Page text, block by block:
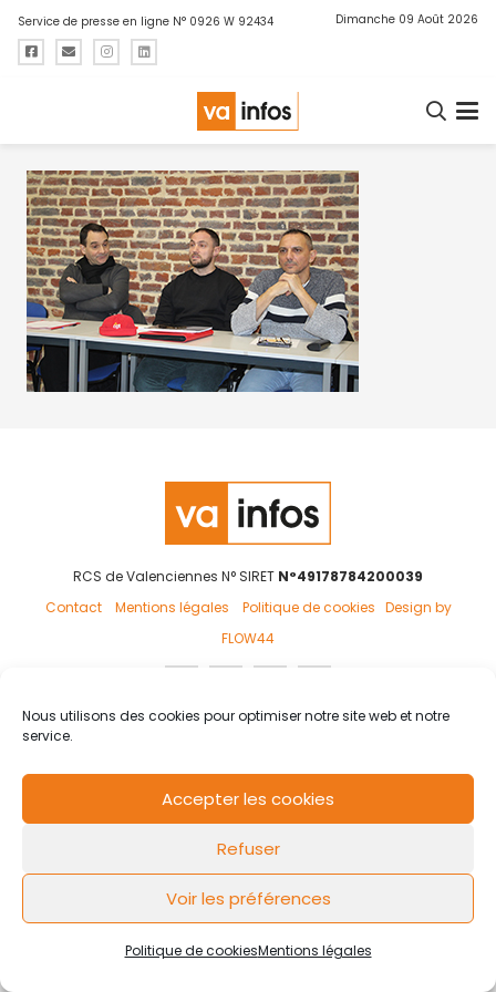
Nous utilisons des cookies pour optimiser notre site web et notre
service.
Accepter les cookies
Refuser
Voir les préférences
Politique de cookiesMentions légales
Service de presse en ligne N° 0926 W 92434 Dimanche 09 Août 2026
RCS de Valenciennes N° SIRET N°49178784200039
Contact
Mentions légales Politique de cookies Design by
FLOW44